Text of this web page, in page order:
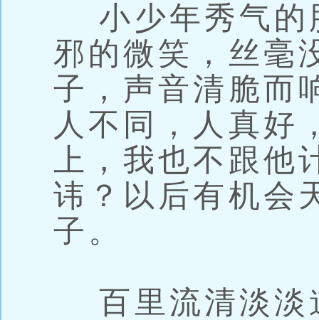
小少年秀气的
邪的微笑，丝毫
子，声音清脆而
人不同，人真好
上，我也不跟他
讳？以后有机会
子。
百里流清淡淡